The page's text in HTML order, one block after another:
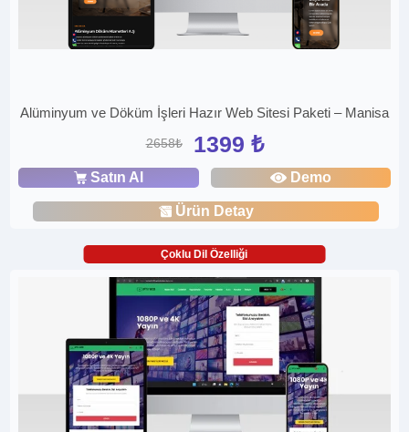
Alüminyum ve Döküm İşleri Hazır Web Sitesi Paketi – Manisa
2658₺ 1399 ₺
Satın Al Demo
Ürün Detay
Çoklu Dil Özelliği